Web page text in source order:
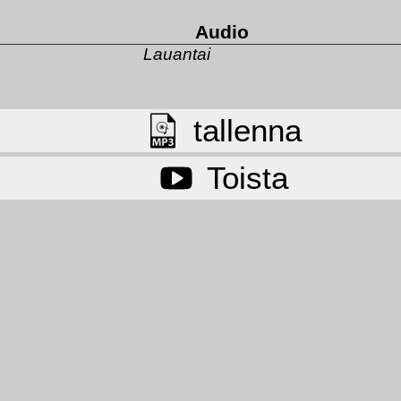
Audio
Lauantai
tallenna
Toista